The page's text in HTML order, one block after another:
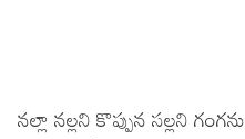
నల్లా నల్లని కొప్పున సల్లని గంగను